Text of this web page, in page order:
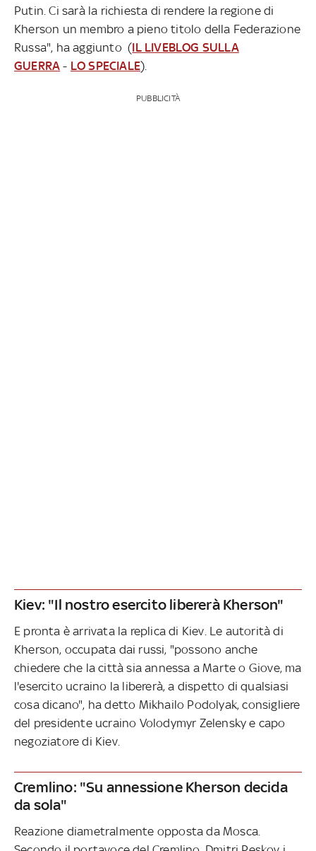
Putin. Ci sarà la richiesta di rendere la regione di
Kherson un membro a pieno titolo della Federazione
Russa", ha aggiunto (IL LIVEBLOG SULLA
GUERRA - LO SPECIALE).
PUBBLICITÀ
Kiev: "Il nostro esercito libererà Kherson"
E pronta è arrivata la replica di Kiev. Le autorità di
Kherson, occupata dai russi, "possono anche
chiedere che la città sia annessa a Marte o Giove, ma
l'esercito ucraino la libererà, a dispetto di qualsiasi
cosa dicano", ha detto Mikhailo Podolyak, consigliere
del presidente ucraino Volodymyr Zelensky e capo
negoziatore di Kiev.
Cremlino: "Su annessione Kherson decida
da sola"
Reazione diametralmente opposta da Mosca.